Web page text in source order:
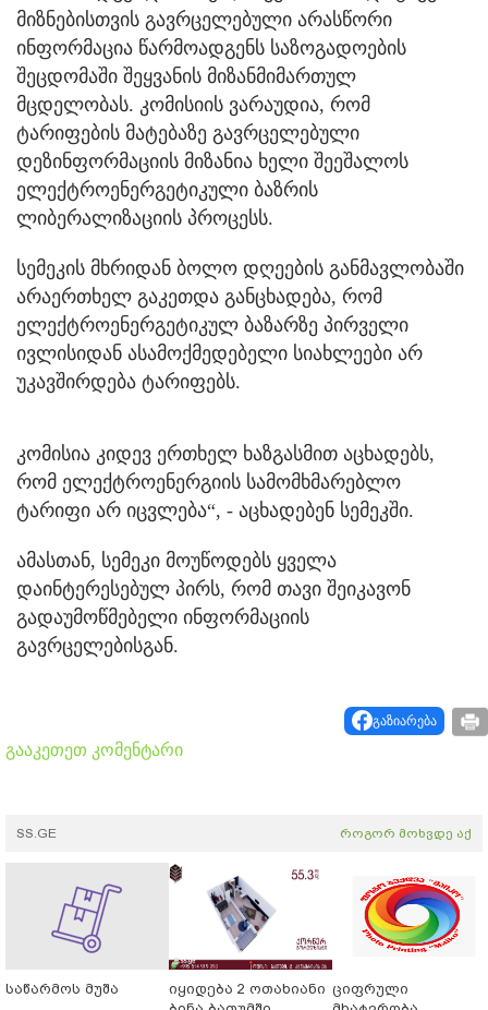
მიზნებისთვის გავრცელებული არასწორი
ინფორმაცია წარმოადგენს საზოგადოების
შეცდომაში შეყვანის მიზანმიმართულ
მცდელობას. კომისიის ვარაუდია, რომ
ტარიფების მატებაზე გავრცელებული
დეზინფორმაციის მიზანია ხელი შეეშალოს
ელექტროენერგეტიკული ბაზრის
ლიბერალიზაციის პროცესს.
სემეკის მხრიდან ბოლო დღეების განმავლობაში
არაერთხელ გაკეთდა განცხადება, რომ
ელექტროენერგეტიკულ ბაზარზე პირველი
ივლისიდან ასამოქმედებელი სიახლეები არ
უკავშირდება ტარიფებს.
კომისია კიდევ ერთხელ ხაზგასმით აცხადებს,
რომ ელექტროენერგიის სამომხმარებლო
ტარიფი არ იცვლება“, - აცხადებენ სემეკში.
ამასთან, სემეკი მოუწოდებს ყველა
დაინტერესებულ პირს, რომ თავი შეიკავონ
გადაუმოწმებელი ინფორმაციის
გავრცელებისგან.
გაზიარება
გააკეთეთ კომენტარი
SS.GE როგორ მოხვდე აქ
საწარმოს მუშა
იყიდება 2 ოთახიანი ციფრული